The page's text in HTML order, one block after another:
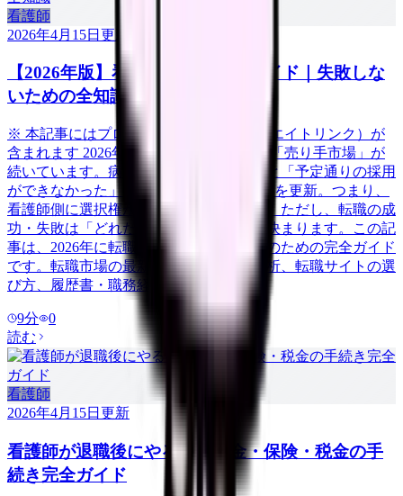
看護師
2026年4月15日 更新
【2026年版】看護師転職の完全ガイド｜失敗しな
いための全知識
※ 本記事にはプロモーション（アフィリエイトリンク）が
含まれます 2026年、看護師の転職市場は「売り手市場」が
続いています。病院看護実態調査によると「予定通りの採用
ができなかった」病院は58.3%で過去最高を更新。つまり、
看護師側に選択権がある有利な市場です。ただし、転職の成
功・失敗は「どれだけ準備をしたか」で決まります。この記
事は、2026年に転職を考えている看護師のための完全ガイド
です。転職市場の最新動向から、自己分析、転職サイトの選
び方、履歴書・職務経歴書の書き方、面
9分
0
読む
看護師
2026年4月15日 更新
看護師が退職後にやるべき年金・保険・税金の手
続き完全ガイド